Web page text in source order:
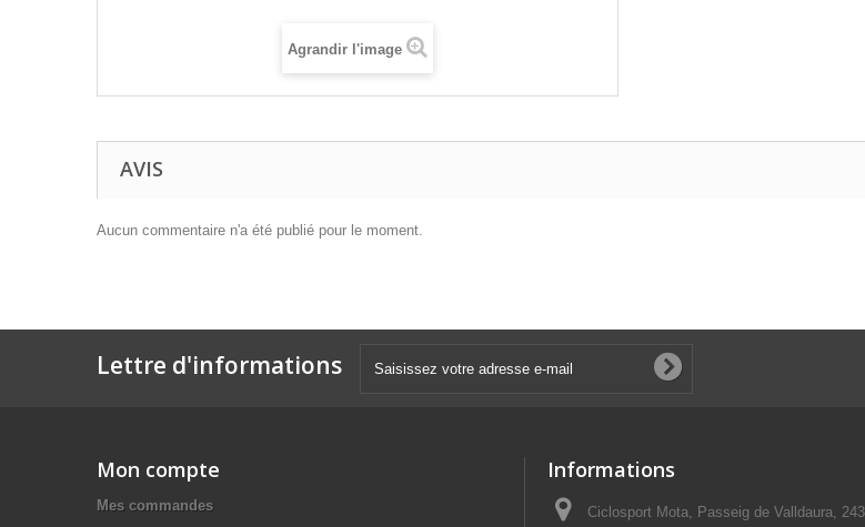
Agrandir l'image
AVIS
Aucun commentaire n'a été publié pour le moment.
Lettre d'informations
Mon compte
Mes commandes
Informations
Ciclosport Mota, Passeig de Valldaura,